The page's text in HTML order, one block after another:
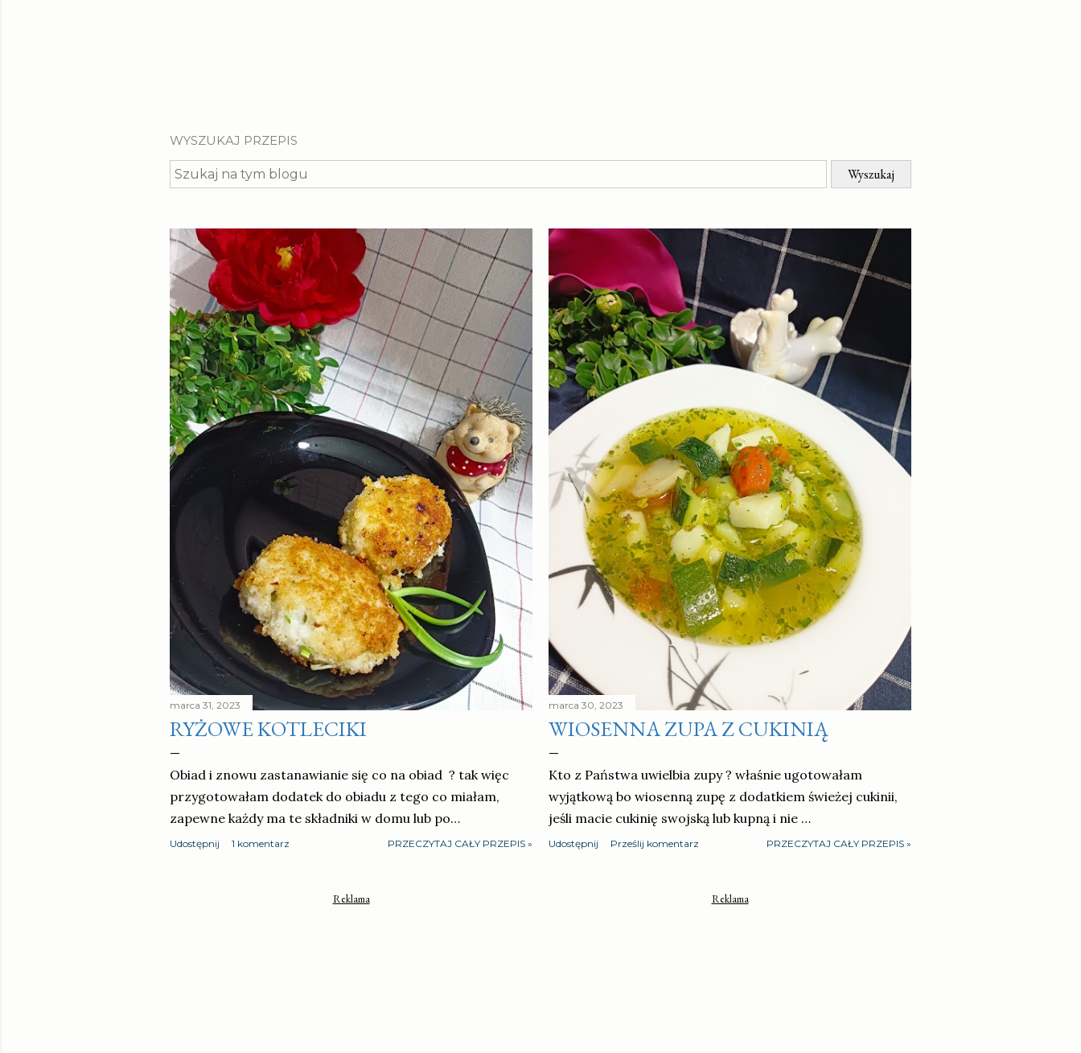
WYSZUKAJ PRZEPIS
marca 31, 2023
RYŻOWE KOTLECIKI
Obiad i znowu zastanawianie się co na obiad ? tak więc
przygotowałam dodatek do obiadu z tego co miałam,
zapewne każdy ma te składniki w domu lub po…
Udostępnij 1 komentarz PRZECZYTAJ CAŁY PRZEPIS »
marca 30, 2023
WIOSENNA ZUPA Z CUKINIĄ
Kto z Państwa uwielbia zupy ? właśnie ugotowałam
wyjątkową bo wiosenną zupę z dodatkiem świeżej cukinii,
jeśli macie cukinię swojską lub kupną i nie …
Udostępnij Prześlij komentarz PRZECZYTAJ CAŁY PRZEPIS »